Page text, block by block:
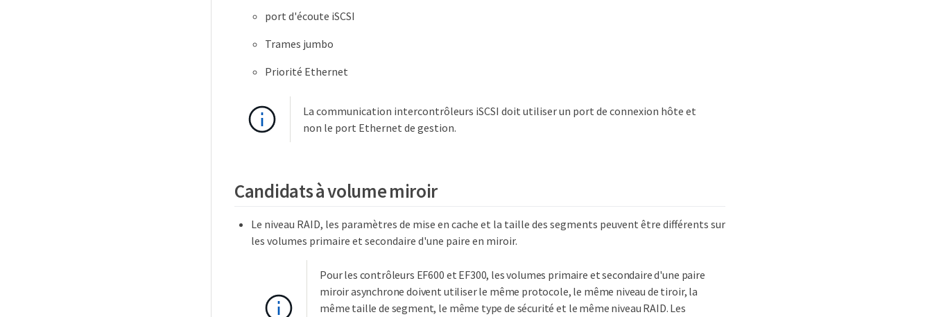
port d'écoute iSCSI
Trames jumbo
Priorité Ethernet
La communication intercontrôleurs iSCSI doit utiliser un port de connexion hôte et
non le port Ethernet de gestion.
Candidats à volume miroir
Le niveau RAID, les paramètres de mise en cache et la taille des segments peuvent être différents sur
les volumes primaire et secondaire d'une paire en miroir.
Pour les contrôleurs EF600 et EF300, les volumes primaire et secondaire d'une paire
miroir asynchrone doivent utiliser le même protocole, le même niveau de tiroir, la
même taille de segment, le même type de sécurité et le même niveau RAID. Les